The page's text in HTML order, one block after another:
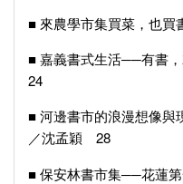
■ 來農學市集買菜，也
■ 嘉義書式生活──有書
24
■ 河邊書市的浪漫想像
／沈孟穎 28
■ 保安林書市集──花蓮